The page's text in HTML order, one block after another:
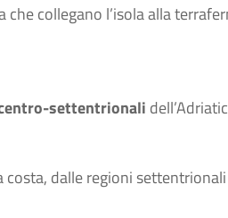
collegano l’isola alla
settentrionali
dalle regioni